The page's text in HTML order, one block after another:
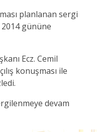
planlanan sergi
2014 gününe
Ecz. Cemil
konuşması ile
devam